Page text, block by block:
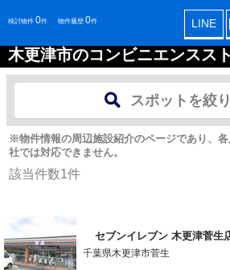
検討物件 0件 物件履歴 0件 LINE
木更津市のコンビニエンスス
スポットを絞
※物件情報の周辺施設紹介のページであり、
社では対応できません。
該当件数1件
セブンイレブン 木更津菅生
千葉県木更津市菅生